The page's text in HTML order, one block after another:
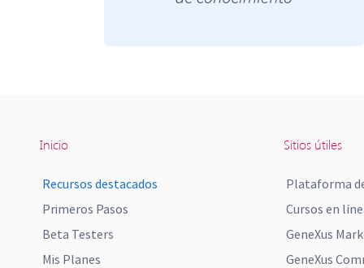
Inicio
Recursos destacados
Primeros Pasos
Beta Testers
Mis Planes
Sitios útiles
Plataforma
Cursos en
GeneXus
GeneXus